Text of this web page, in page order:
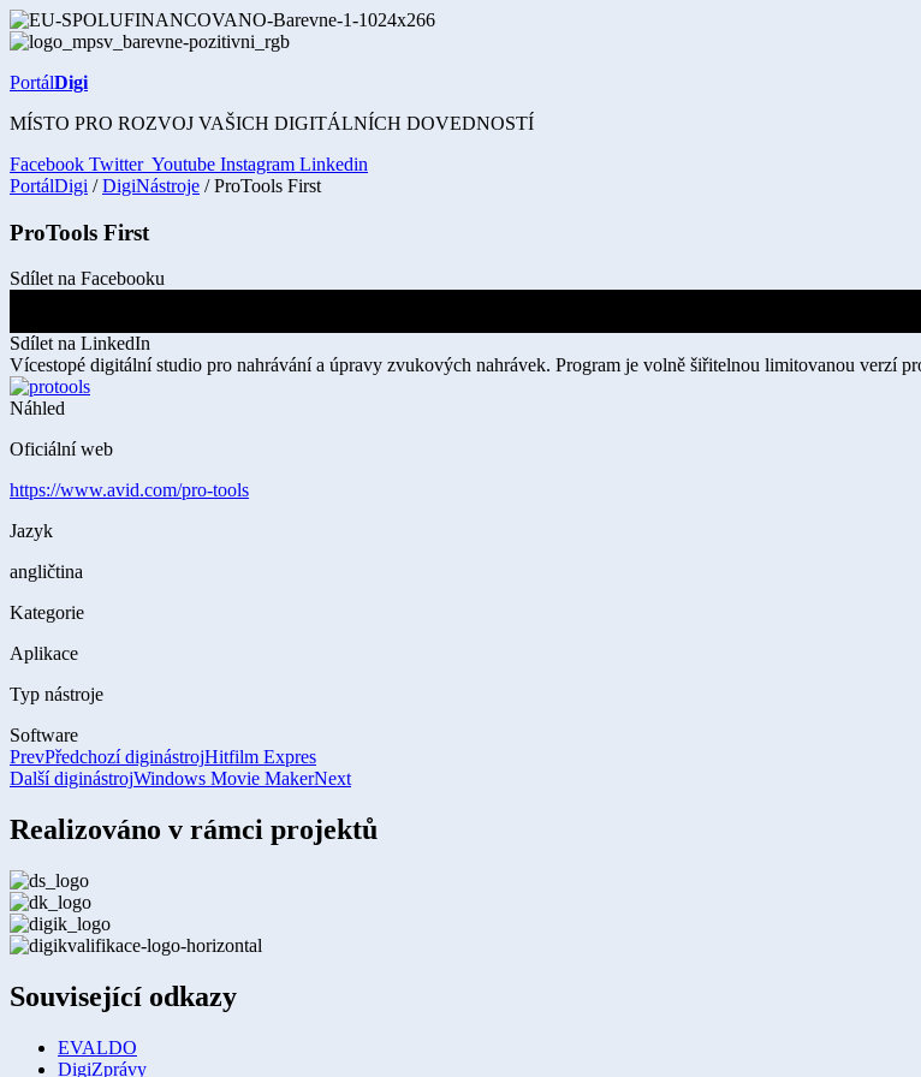
Přejít
k
PortálDigi
MÍSTO PRO ROZVOJ VAŠICH DIGITÁLNÍCH DOVEDNOSTÍ
Facebook Twitter Youtube Instagram Linkedin
PortálDigi /DigiNástroje / ProTools First
ProTools First
Sdílet na Facebooku
Sdílet na LinkedIn
Vícestopé digitální studio pro nahrávání a úpravy zvukových nahrávek. Program je volně šiřitelnou limitovanou verzí
Náhled
Oficiální web
https://www.avid.com/pro-tools
Jazyk
angličtina
Kategorie
Aplikace
Typ nástroje
Software
PrevPředchozí diginástrojHitfilm Expres
Další diginástrojWindows Movie MakerNext
Realizováno v rámci projektů
Související odkazy
EVALDO
DigiZprávy